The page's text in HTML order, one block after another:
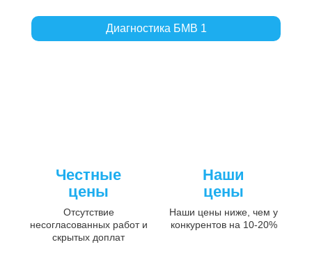
Диагностика БМВ 1
Честные
цены
Отсутствие
несогласованных работ и
скрытых доплат
Наши
цены
Наши цены ниже, чем у
конкурентов на 10-20%